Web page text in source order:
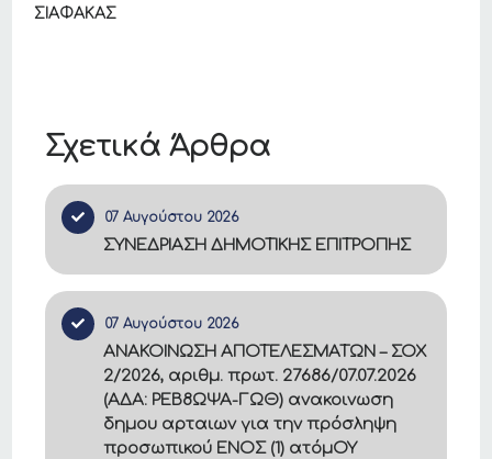
Σχετικά Άρθρα
07 Αυγούστου 2026
ΣΥΝΕΔΡΙΑΣΗ ΔΗΜΟΤΙΚΗΣ ΕΠΙΤΡΟΠΗΣ
07 Αυγούστου 2026
ΑΝΑΚΟΙΝΩΣΗ ΑΠΟΤΕΛΕΣΜΑΤΩΝ – ΣΟΧ
2/2026, αριθμ. πρωτ. 27686/07.07.2026
(ΑΔΑ: ΡΕΒ8ΩΨΑ-ΓΩΘ) ανακοινωση
δημου αρταιων για την πρόσληψη
προσωπικού ΕΝΟΣ (1) ατόμΟΥ
ΣΙΑΦΑΚΑΣ